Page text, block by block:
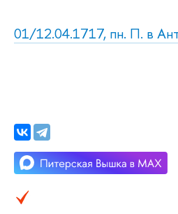
01/12.04.1717, пн. П. в